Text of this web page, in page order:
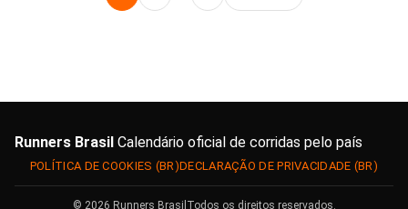
Runners Brasil Calendário oficial de corridas pelo país
© 2026 Runners Brasil Todos os direitos reservados.
POLÍTICA DE COOKIES (BR)DECLARAÇÃO DE PRIVACIDADE (BR)